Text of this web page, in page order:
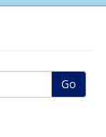
Go